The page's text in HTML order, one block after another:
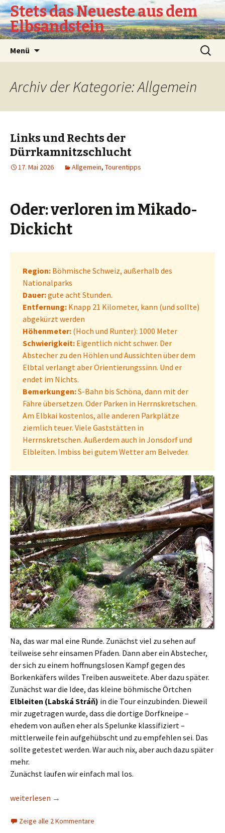
Stets das Neueste aus dem
Elbsandstein
Menü
Suchen
nach:
Archiv der Kategorie: Allgemein
Links und Rechts der
Dürrkamnitzschlucht
17. Mai 2026 Allgemein, Tourentipps
Oder: verloren im Mikado-
Dickicht
Region: Böhmische Schweiz, außerhalb des
Nationalparks
Dauer:gute acht Stunden.
Entfernung: Knapp 21 Kilometer, kann (und sollte)
abgekürzt werden
Höhenmeter: (Hoch und Runter): 1000 Meter
Schwierigkeit: Eigentlich nicht schwer. Der
Abstecher zu den Höhlen und Aussichten über dem
Elbtal verlangt aber Orientierungssinn. Und er
endet im Nichts.
Bemerkungen:S-Bahn bis Schöna, dann mit der
Fähre übersetzen. Oder Parken in Herrnskretschen.
Am Elbkai kostenlos, alle anderen Parkplätze
ziemlich teuer. Viele Gaststätten in
Herrnskretschen. Außerdem auch in Jonsdorf und
Elbleiten. Imbiss bei gutem Wetter am Belveder.
Na, das war mal eine Runde. Zunächst viel zu sehen auf
teilweise sehr einsamen Pfaden. Dann aber ein Abstecher,
der sich zu einem hoffnungslosen Kampf gegen des
Borkenkäfers wildes Treiben ausweitete. Aber dazu später.
Zunächst war die Idee, das kleine böhmische Örtchen
Elbleiten (Labská Stráň) in die Tour einzubinden. Dieweil
mir zugetragen wurde, dass die dortige Dorfkneipe –
ehedem von außen eher als Spelunke klassifiziert –
mittlerweile fein aufgehübscht und zu empfehlen sei. Das
sollte getestet werden. War auch nix, aber auch dazu später
mehr.
Zunächst laufen wir einfach mal los.
Links und Rechts der Dürrkamnitzschlucht
weiterlesen →
Zeige alle 2 Kommentare